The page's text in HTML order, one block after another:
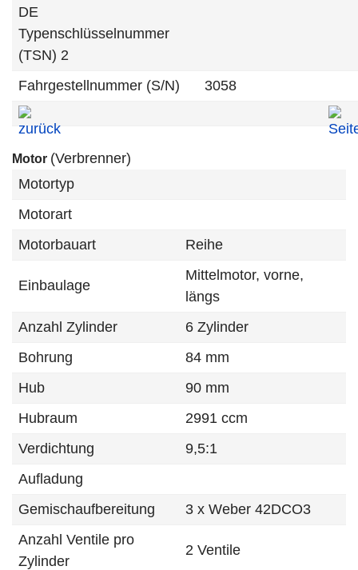
DE
Typenschlüsselnummer
(TSN) 2
Fahrgestellnummer (S/N)
3058
Motor (Verbrenner)
Motortyp
Motorart
Motorbauart
Reihe
Einbaulage
Mittelmotor, vorne,
längs
Anzahl Zylinder
6 Zylinder
Bohrung
84 mm
Hub
90 mm
Hubraum
2991 ccm
Verdichtung
9,5:1
Aufladung
Gemischaufbereitung
3 x Weber 42DCO3
Anzahl Ventile pro
Zylinder
2 Ventile